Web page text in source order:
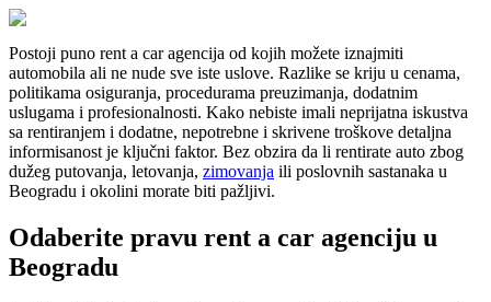
Postoji puno rent a car agencija od kojih možete iznajmiti
automobila ali ne nude sve iste uslove. Razlike se kriju u cenama,
politikama osiguranja, procedurama preuzimanja, dodatnim
uslugama i profesionalnosti. Kako nebiste imali neprijatna iskustva
sa rentiranjem i dodatne, nepotrebne i skrivene troškove detaljna
informisanost je ključni faktor. Bez obzira da li rentirate auto zbog
dužeg putovanja, letovanja, zimovanja ili poslovnih sastanaka u
Beogradu i okolini morate biti pažljivi.
Odaberite pravu rent a car agenciju u
Beogradu